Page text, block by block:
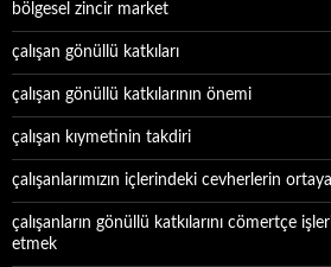
bölgesel zincir market
çalışan gönüllü katkıları
çalışan gönüllü katkılarının önemi
çalışan kıymetinin takdiri
çalışanlarımızın içlerindeki cevherlerin
çalışanların gönüllü katkılarını cömertçe
etmek